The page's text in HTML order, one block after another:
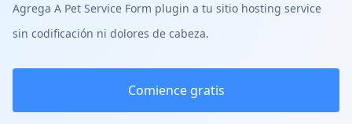
Agrega A Pet Service Form plugin a tu sitio hosting service
sin codificación ni dolores de cabeza.
Comience gratis